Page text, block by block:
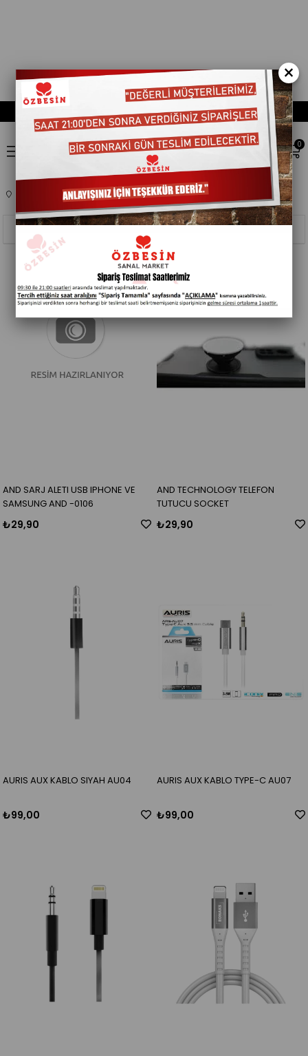
0
EV,YASAM ÜRÜNLERI ELEKTRONIK 705501
Filtreleme
Sıralama
AND SARJ ALETI USB IPHONE VE
SAMSUNG AND -0106
₺29,90
AND TECHNOLOGY TELEFON
TUTUCU SOCKET
₺29,90
AURIS AUX KABLO SIYAH AU04
₺99,00
AURIS AUX KABLO TYPE-C AU07
₺99,00
×